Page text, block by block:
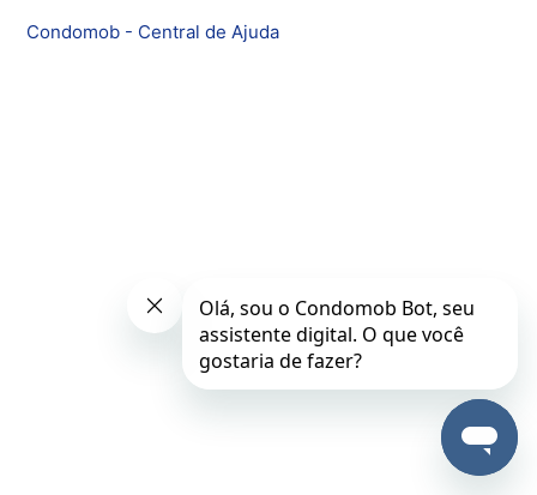
Condomob - Central de Ajuda